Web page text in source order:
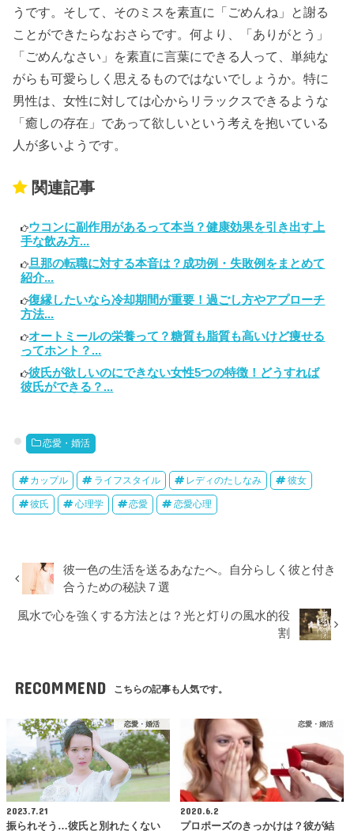
うです。そして、そのミスを素直に「ごめんね」と謝る
ことができたらなおさらです。何より、「ありがとう」
「ごめんなさい」を素直に言葉にできる人って、単純な
がらも可愛らしく思えるものではないでしょうか。特に
男性は、女性に対しては心からリラックスできるような
「癒しの存在」であって欲しいという考えを抱いている
人が多いようです。
関連記事
ウコンに副作用があるって本当？健康効果を引き出す上
手な飲み方...
旦那の転職に対する本音は？成功例・失敗例をまとめて
紹介...
復縁したいなら冷却期間が重要！過ごし方やアプローチ
方法...
オートミールの栄養って？糖質も脂質も高いけど痩せる
ってホント？...
彼氏が欲しいのにできない女性5つの特徴！どうすれば
彼氏ができる？...
恋愛・婚活
カップル ライフスタイル レディのたしなみ 彼女
彼氏 心理学 恋愛 恋愛心理
彼一色の生活を送るあなたへ。自分らしく彼と付き
合うための秘訣７選
風水で心を強くする方法とは？光と灯りの風水的役
割
RECOMMEND こちらの記事も人気です。
恋愛・婚活
2023.7.21
振られそう…彼氏と別れたくない
恋愛・婚活
2020.6.2
プロポーズのきっかけは？彼が結